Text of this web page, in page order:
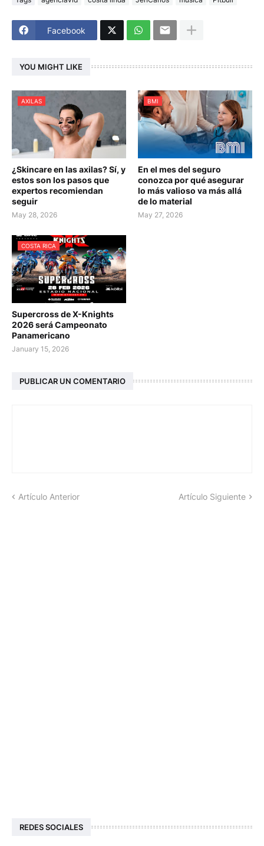
Facebook
YOU MIGHT LIKE
AXILAS
¿Skincare en las axilas? Sí, y
estos son los pasos que
expertos recomiendan
seguir
May 28, 2026
BMI
En el mes del seguro
conozca por qué asegurar
lo más valioso va más allá
de lo material
May 27, 2026
COSTA RICA
Supercross de X-Knights
2026 será Campeonato
Panamericano
January 15, 2026
PUBLICAR UN COMENTARIO
Artículo Anterior Artículo Siguiente
REDES SOCIALES